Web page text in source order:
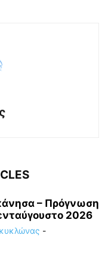
– Πρόγνωση
2026
κυκλώνας -